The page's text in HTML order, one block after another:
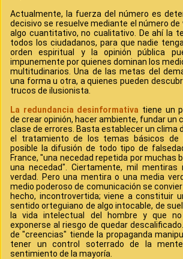
Actualmente, la fuerza del número es
decisivo se resuelve mediante el número de
algo cuantitativo, no cualitativo. De ahí la
todos los ciudadanos, para que nadie
orden espiritual y la opinión pública
impunemente por quienes dominan los
multitudinarios. Una de las metas del
una forma u otra, a quienes pueden
trucos de ilusionista.
La redundancia desinformativa tiene un
de crear opinión, hacer ambiente, fundar un
clase de errores. Basta establecer un clima
el tratamiento de los temas básicos de
posible la difusión de todo tipo de
France, "una necedad repetida por muchas
una necedad". Ciertamente, mil mentiras
verdad. Pero una mentira o una media
medio poderoso de comunicación se
hecho, incontrovertida; viene a constituir
sentido orteguiano de algo intocable, de
la vida intelectual del hombre y que
exponerse al riesgo de quedar
de "creencias" tiende la propaganda
tener un control soterrado de la
sentimiento de la mayoría.